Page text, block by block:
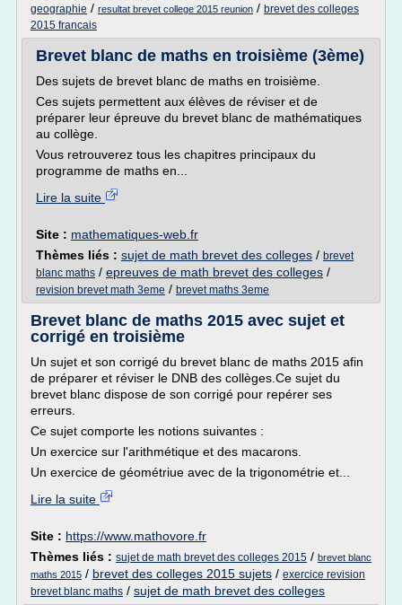
geographie / resultat brevet college 2015 reunion / brevet des colleges
2015 francais
Brevet blanc de maths en troisième (3ème)
Des sujets de brevet blanc de maths en troisième.
Ces sujets permettent aux élèves de réviser et de
préparer leur épreuve du brevet blanc de mathématiques
au collège.
Vous retrouverez tous les chapitres principaux du
programme de maths en...
Lire la suite
Site : mathematiques-web.fr
Thèmes liés : sujet de math brevet des colleges / brevet
blanc maths / epreuves de math brevet des colleges /
revision brevet math 3eme / brevet maths 3eme
Brevet blanc de maths 2015 avec sujet et
corrigé en troisième
Un sujet et son corrigé du brevet blanc de maths 2015 afin
de préparer et réviser le DNB des collèges.Ce sujet du
brevet blanc dispose de son corrigé pour repérer ses
erreurs.
Ce sujet comporte les notions suivantes :
Un exercice sur l'arithmétique et des macarons.
Un exercice de géométriue avec de la trigonométrie et...
Lire la suite
Site : https://www.mathovore.fr
Thèmes liés : sujet de math brevet des colleges 2015 / brevet blanc
maths 2015 / brevet des colleges 2015 sujets / exercice revision
brevet blanc maths / sujet de math brevet des colleges